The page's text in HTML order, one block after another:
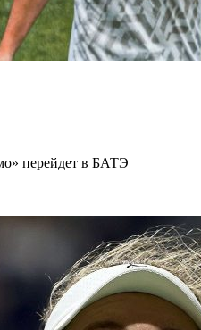
перейдет в БАТЭ